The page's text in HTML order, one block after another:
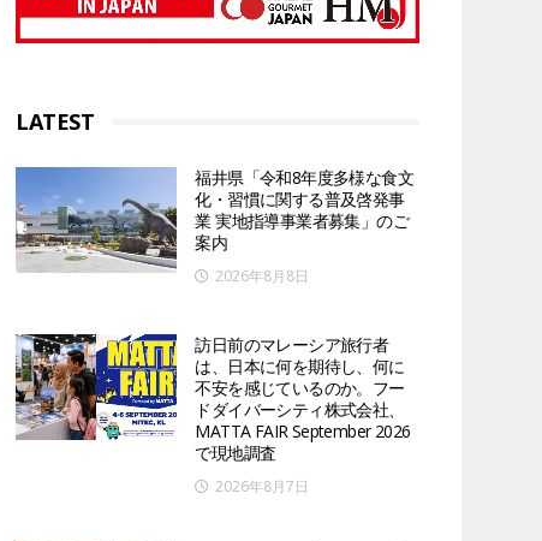
LATEST
福井県「令和8年度多様な食文
化・習慣に関する普及啓発事
業 実地指導事業者募集」のご
案内
2026年8月8日
訪日前のマレーシア旅行者
は、日本に何を期待し、何に
不安を感じているのか。フー
ドダイバーシティ株式会社、
MATTA FAIR September 2026
で現地調査
2026年8月7日